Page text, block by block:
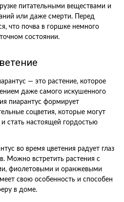
питательными веществами и
или даже смерти. Перед
что почва в горшке немного
состоянии.
— это растение, которое
даже самого искушенного
пиарантус формирует
соцветия, которые могут
стать настоящей гордостью
во время цветения радует глаз
Можно встретить растения с
фиолетовыми и оранжевыми
свою особенность и способен
в доме.